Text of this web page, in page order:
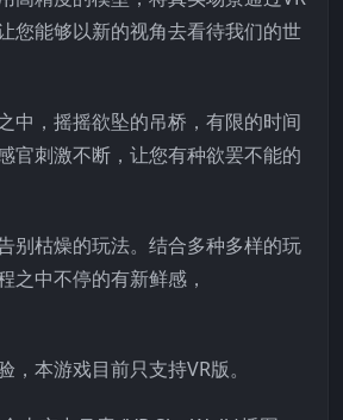
您能够以新的视角去看待我们的世
，摇摇欲坠的吊桥，有限的时间
官刺激不断，让您有种欲罢不能的
枯燥的玩法。结合多种多样的玩
之中不停的有新鲜感，
，本游戏目前只支持VR版。